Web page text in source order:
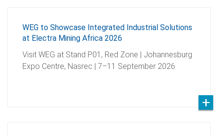
WEG to Showcase Integrated Industrial Solutions
at Electra Mining Africa 2026
Visit WEG at Stand P01, Red Zone | Johannesburg
Expo Centre, Nasrec | 7–11 September 2026